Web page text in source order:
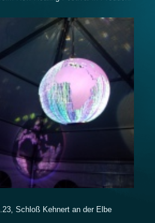
Schloß Kehnert an der Elbe